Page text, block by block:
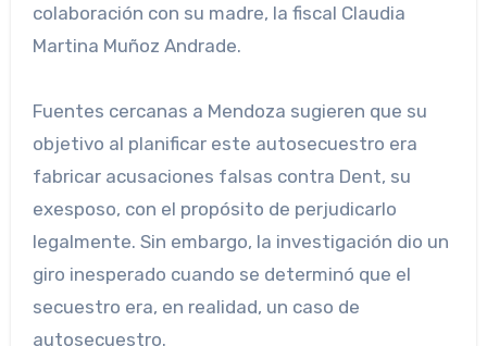
colaboración con su madre, la fiscal Claudia
Martina Muñoz Andrade.
Fuentes cercanas a Mendoza sugieren que su
objetivo al planificar este autosecuestro era
fabricar acusaciones falsas contra Dent, su
exesposo, con el propósito de perjudicarlo
legalmente. Sin embargo, la investigación dio un
giro inesperado cuando se determinó que el
secuestro era, en realidad, un caso de
autosecuestro.